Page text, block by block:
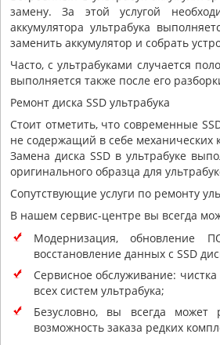
замену. За этой услугой
аккумулятора ультрабука
заменить аккумулятор и собрать
Часто, с ультрабуками случается
выполняется также после его
Ремонт диска SSD ультрабука
Стоит отметить, что современные
не содержащий в себе механических
Замена диска SSD в ультрабуке
оригинального образца для
Сопутствующие услуги по ремонту
В нашем сервис-центре вы всегда
Модернизация, обновление
восстановление данных с SSD
Сервисное обслуживание:
всех систем ультрабука;
Безусловно, вы всегда
возможность заказа редких